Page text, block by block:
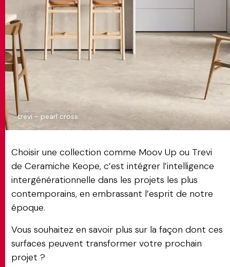
trevi - pearl cross
Choisir une collection comme Moov Up ou Trevi
de Ceramiche Keope, c’est intégrer l’intelligence
intergénérationnelle dans les projets les plus
contemporains, en embrassant l’esprit de notre
époque.
Vous souhaitez en savoir plus sur la façon dont ces
surfaces peuvent transformer votre prochain
projet ?